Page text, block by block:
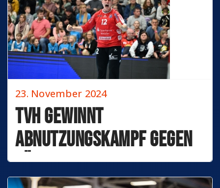
TVH gewinnt
Abnutzungskampf gegen
Lübbecke
23. November 2024